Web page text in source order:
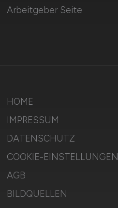
Arbeitgeber Seite
HOME
IMPRESSUM
DATENSCHUTZ
COOKIE-EINSTELLUNGEN
AGB
BILDQUELLEN